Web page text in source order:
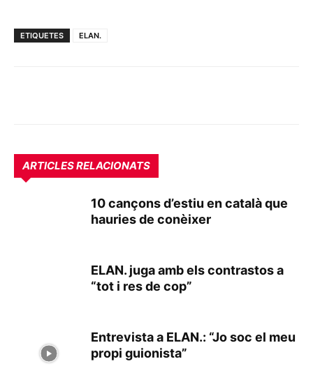
ETIQUETES ELAN.
ARTICLES RELACIONATS
10 cançons d’estiu en català que
hauries de conèixer
ELAN. juga amb els contrastos a
“tot i res de cop”
Entrevista a ELAN.: “Jo soc el meu
propi guionista”